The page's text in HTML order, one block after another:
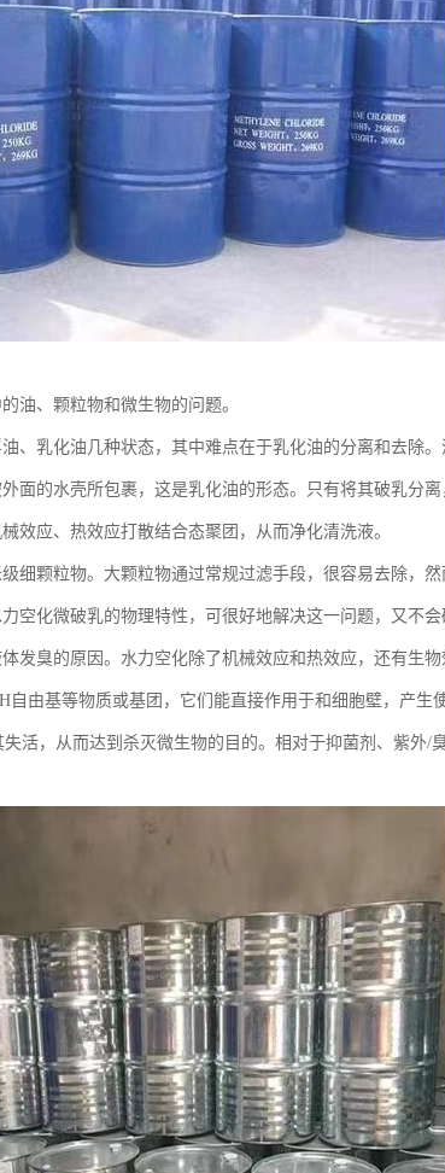
油、颗粒物和微生物的问题。
、乳化油几种状态，其中难点在于乳化油的分离和去除
面的水壳所包裹，这是乳化油的形态。只有将其破乳分
效应、热效应打散结合态聚团，从而净化清洗液。
细颗粒物。大颗粒物通过常规过滤手段，很容易去除，
空化微破乳的物理特性，可很好地解决这一问题，又不会
发臭的原因。水力空化除了机械效应和热效应，还有生
自由基等物质或基团，它们能直接作用于和细胞壁，产生
活，从而达到杀灭微生物的目的。相对于抑菌剂、紫外/